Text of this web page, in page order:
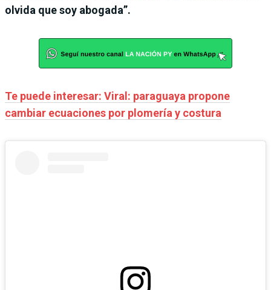
olvida que soy abogada”.
Te puede interesar: Viral: paraguaya propone
cambiar ecuaciones por plomería y costura